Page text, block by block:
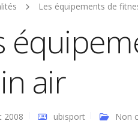
d’outils
Les équipements de
air
2008 ubisport Non